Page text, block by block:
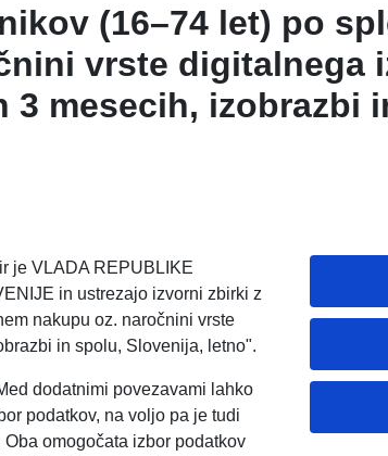
(16–74 let) po
vrste digitalnega
3 mesecih, izobrazbi
je VLADA REPUBLIKE
in ustrezajo izvorni zbirki z
nakupu oz. naročnini vrste
in spolu, Slovenija, letno".
dodatnimi povezavami lahko
podatkov, na voljo pa je tudi
omogočata izbor podatkov